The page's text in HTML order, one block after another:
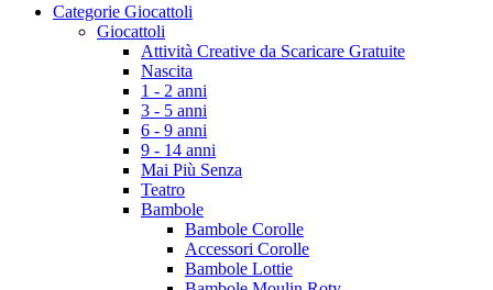
Categorie Giocattoli
Giocattoli
Attività Creative da Scaricare Gratuite
Nascita
1 - 2 anni
3 - 5 anni
6 - 9 anni
9 - 14 anni
Mai Più Senza
Teatro
Bambole
Bambole Corolle
Accessori Corolle
Bambole Lottie